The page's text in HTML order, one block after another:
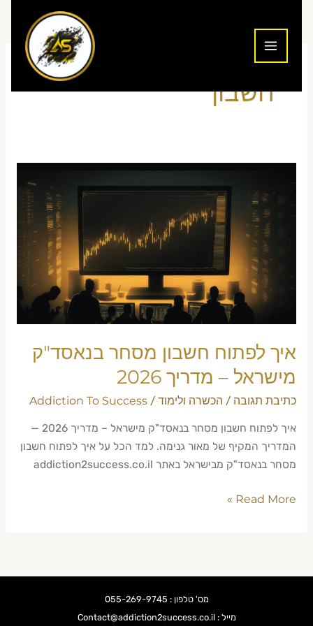
חשבון
איך לפתוח חשבון מסחר בנאסד"ק
מישראל – מדריך 2026
כתיבת תגובה / הכשרה ולימוד/
Addiction To Success
איך לפתוח חשבון מסחר בנאסד"ק מישראל – מדריך 2026 —
המדריך המקיף של מאור גנימה. למד הכל על איך לפתוח חשבון
מסחר בנאסד"ק מבישראל באתר addiction2success.co.il
מסחר
בנאסד"ק
מישראל
מדריך
Read More »
מס' טלפון : 055-269-9745
מייל : Contact@addiction2success.co.il